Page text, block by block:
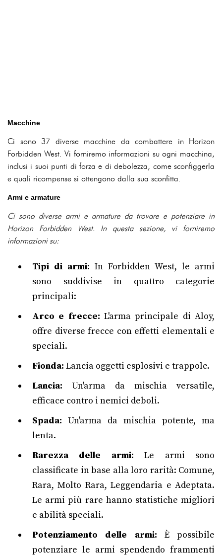
Macchine
Ci sono 37 diverse macchine da combattere in Horizon
Forbidden West. Vi forniremo informazioni su ogni macchina,
inclusi i suoi punti di forza e di debolezza, come sconfiggerla
e quali ricompense si ottengono dalla sua sconfitta.
Armi e armature
Ci sono diverse armi e armature da trovare e potenziare in
Horizon Forbidden West. In questa sezione, vi forniremo
informazioni su:
Tipi di armi: In Forbidden West, le armi
sono suddivise in quattro categorie
principali:
Arco e frecce: L'arma principale di Aloy,
offre diverse frecce con effetti elementali e
speciali.
Fionda: Lancia oggetti esplosivi e trappole.
Lancia: Un'arma da mischia versatile,
efficace contro i nemici deboli.
Spada: Un'arma da mischia potente, ma
lenta.
Rarezza delle armi: Le armi sono
classificate in base alla loro rarità: Comune,
Rara, Molto Rara, Leggendaria e Adeptata.
Le armi più rare hanno statistiche migliori
e abilità speciali.
Potenziamento delle armi: È possibile
potenziare le armi spendendo frammenti